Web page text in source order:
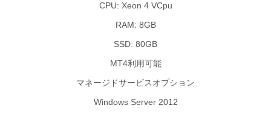
CPU: Xeon 4 VCpu
RAM: 8GB
SSD: 80GB
MT4利用可能
マネージドサービスオプション
Windows Server 2012